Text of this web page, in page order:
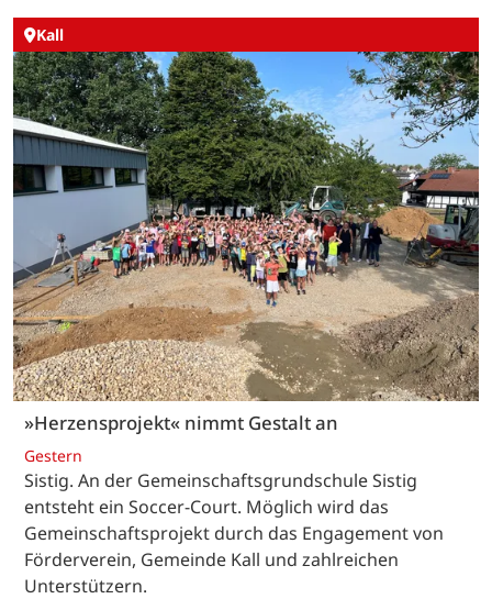
Kall
»Herzensprojekt« nimmt Gestalt an
Gestern
Sistig. An der Gemeinschaftsgrundschule Sistig
entsteht ein Soccer-Court. Möglich wird das
Gemeinschaftsprojekt durch das Engagement von
Förderverein, Gemeinde Kall und zahlreichen
Unterstützern.